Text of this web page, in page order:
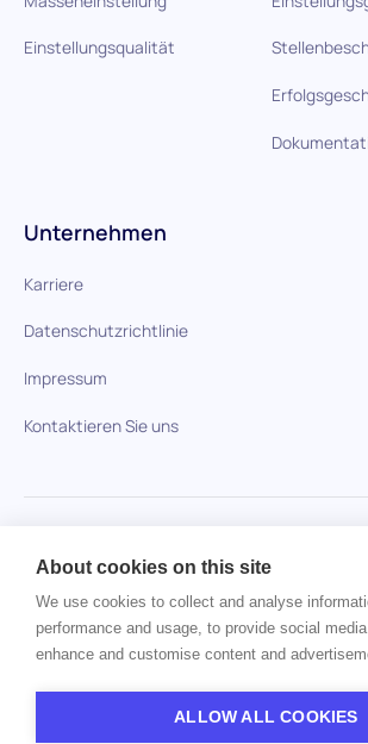
Einstellungsqualität
Unternehmen
Karriere
Datenschutzrichtlinie
Impressum
Kontaktieren Sie uns
HiPeople im Vergleich
Keine Artikel gefunden.
Urheberrecht © 2024 HiPeople. Alle Rechte
About cookies on this site
We use cookies to collect and analyse
performance and usage, to provide social
enhance and customise content and
ALLOW ALL COOKIES